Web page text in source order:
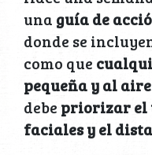
Hace una
una guía de
donde se
como que
pequeña y al
debe priorizar el
faciales y el